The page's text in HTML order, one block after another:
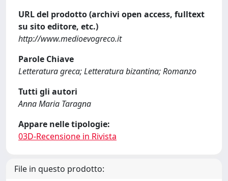
URL del prodotto (archivi open access, fulltext
su sito editore, etc.)
http://www.medioevogreco.it
Parole Chiave
Letteratura greca; Letteratura bizantina; Romanzo
Tutti gli autori
Anna Maria Taragna
Appare nelle tipologie:
03D-Recensione in Rivista
File in questo prodotto: